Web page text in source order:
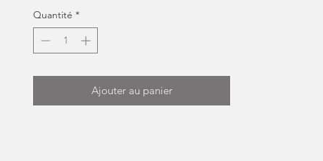
- Jasmin
- Vanille
- Patchouli
- bois de santal
Quantité *
Ajouter au panier